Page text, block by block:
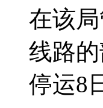
在该
线路
停运8